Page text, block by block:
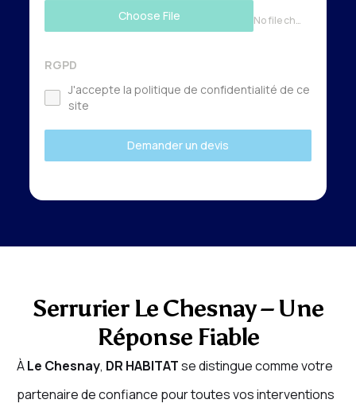
Choose File
No file chosen
RGPD
J'accepte la politique de confidentialité de ce
site
Demander un devis
Serrurier Le Chesnay – Une
Réponse Fiable
ÀLe Chesnay, DR HABITATse distingue comme votre
partenaire de confiance pour toutes vos interventions